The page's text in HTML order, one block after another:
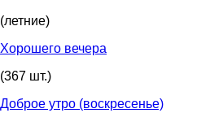
(летние)
Хорошего вечера
(367 шт.)
Доброе утро (воскресенье)